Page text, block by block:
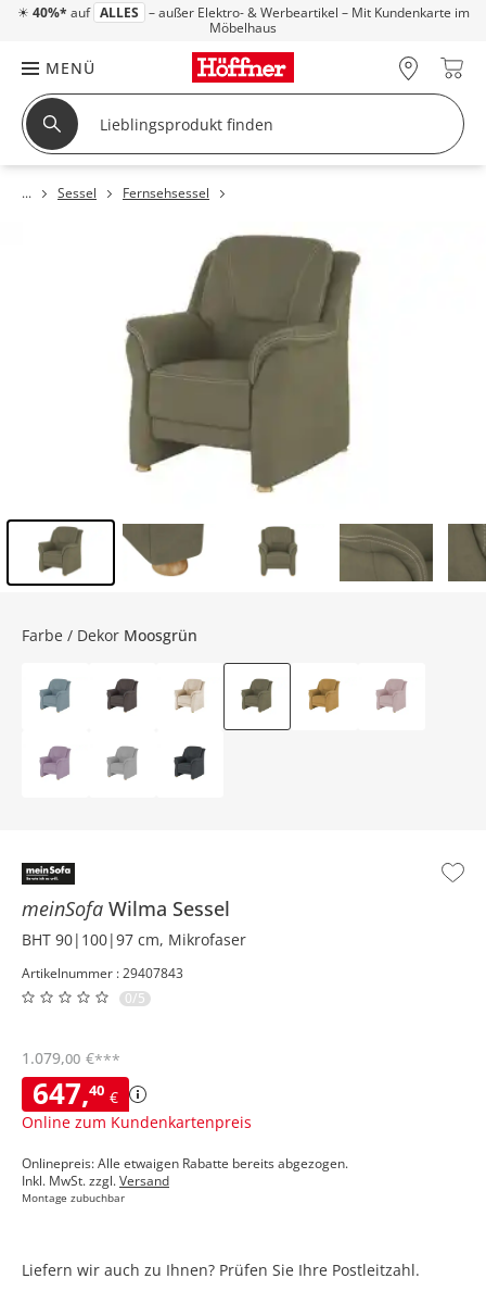
☀ 40%* auf ALLES – außer Elektro- & Werbeartikel – Mit Kundenkarte im
Möbelhaus
MENÜ
Sessel Fernsehsessel
meinSofa Wilma Sessel
BHT 90|100|97 cm, Mikrofaser
Artikelnummer : 29407843
0/5
647,40 €
Online zum Kundenkartenpreis
1.079,00 €***
Onlinepreis: Alle etwaigen Rabatte bereits abgezogen.
Inkl. MwSt. zzgl.Versand
Montage zubuchbar
Farbe / Dekor Moosgrün
Liefern wir auch zu Ihnen? Prüfen Sie Ihre Postleitzahl.